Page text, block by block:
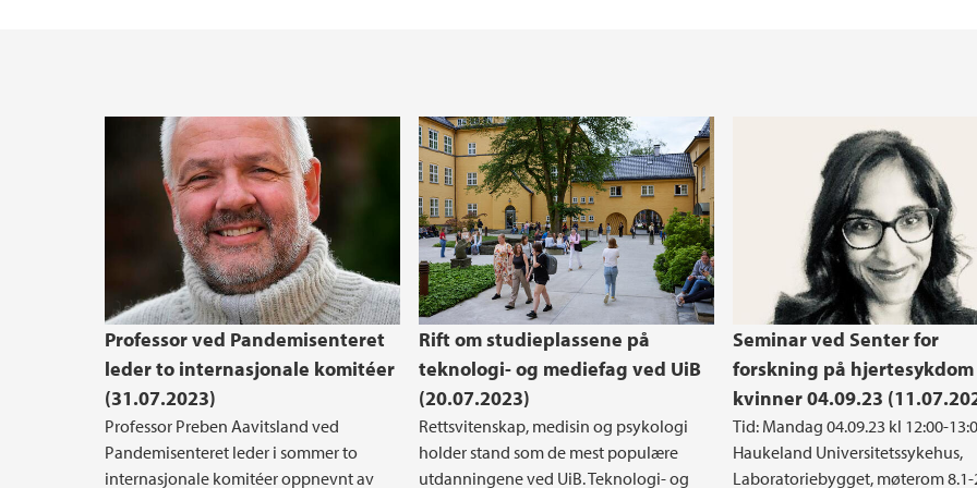
Reglement og prosedyrer
Etter- og videreutdanning For undervisere
Bruk av kunstig intelligens (KI) ved Det medisinske fakultet
Retningslinjer for
medisinske fakultet
Kommunikasjonstips for vitenskapeleg ansatte
Globale
Alrek helseklynge
Vestlandslegen
Driv - Senter for kvinnehelseforskning
Enhet for læring
Arealprosessen ved Det medisinske fakultet
Professor ved Pandemisenteret
leder to internasjonale komitéer
(31.07.2023)
Professor Preben Aavitsland ved
Pandemisenteret leder i sommer to
internasjonale komitéer oppnevnt av
Rift om studieplassene på
teknologi- og mediefag ved UiB
(20.07.2023)
Rettsvitenskap, medisin og psykologi
holder stand som de mest populære
utdanningene ved UiB. Teknologi- og
Seminar ved Senter for
forskning på hjertesykdom
kvinner 04.09.23
Tid: Mandag 04.09.23 kl 12:00-
Haukeland Universitetssykehus,
Laboratoriebygget, møterom 8.1-